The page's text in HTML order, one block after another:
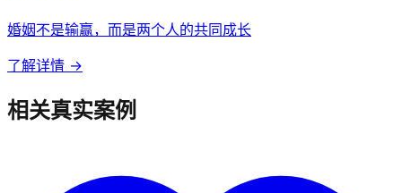
婚姻不是输赢，而是两个人的共同成长
了解详情 →
相关真实案例